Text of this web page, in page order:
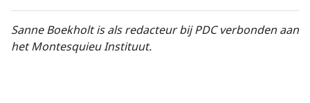
Sanne Boekholt is als redacteur bij PDC verbonden aan
het Montesquieu Instituut.